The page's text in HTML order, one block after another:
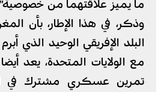
ما يميز علاقتهما من
وذكر، في هذا الإطار، بأن
البلد الإفريقي الوحيد الذي أبرم
مع الولايات المتحدة، يعد
تمرين عسكري مشترك في